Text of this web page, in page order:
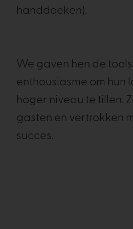
handdoeken).
We gaven hen de
enthousiasme om hun
hoger niveau te tillen.
gasten en vertrokken
succes.